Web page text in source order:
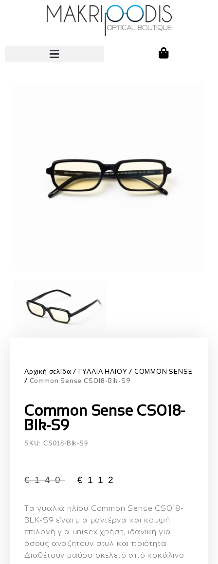
Αρχική σελίδα ΓΥΑΛΙΑ ΗΛΙΟΥ
COMMON SENSE
Common Sense CS018-Blk-S9
Common Sense CS018-
Blk-S9
SKU: CS018-Blk-S9
€140 € 112
Τα γυαλιά ηλίου Common Sense CS018-
BLK-S9 είναι μια μοντέρνα και κομψή
επιλογή για unisex χρήση, ιδανική για
όσους αναζητούν στυλ και ποιότητα.
Διαθέτουν μαύρο σκελετό από κοκάλινο